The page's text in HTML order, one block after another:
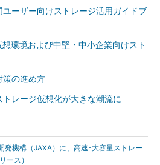
ーザー向けストレージ活用ガイドブ
環境および中堅・中小企業向けスト
策の進め方
レージ仮想化が大きな潮流に
発機構（JAXA）に、高速･大容量ストレー
ース）